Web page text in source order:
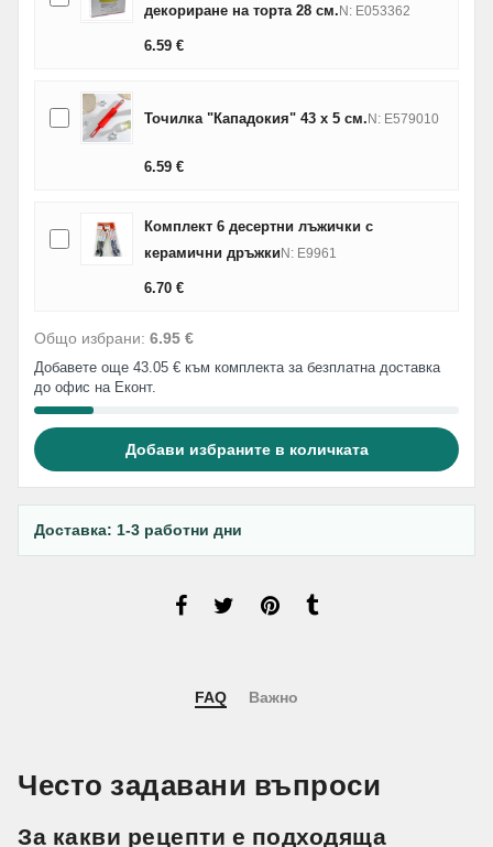
декориране на торта 28 см.N: E053362
6.59 €
Точилка "Кападокия" 43 х 5 см.N: E579010
6.59 €
Комплект 6 десертни лъжички с
керамични дръжкиN: E9961
6.70 €
Общо избрани: 6.95 €
Добавете още 43.05 € към комплекта за безплатна доставка
до офис на Еконт.
Добави избраните в количката
Доставка: 1-3 работни дни
FAQ Важно
Често задавани въпроси
За какви рецепти е подходяща